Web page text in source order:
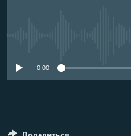
0:00